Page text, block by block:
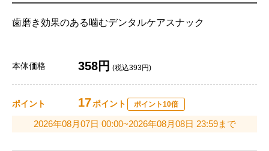
歯磨き効果のある噛むデンタルケアスナック
本体価格 358円 (税込393円)
ポイント 17ポイント ポイント10倍
2026年08月07日 00:00~2026年08月08日 23:59まで